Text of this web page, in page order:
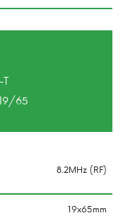
T
19/65